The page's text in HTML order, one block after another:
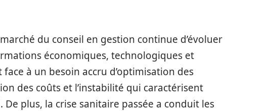
du conseil en gestion continue d’évoluer
économiques, technologiques et
à un besoin accru d’optimisation des
des coûts et l’instabilité qui caractérisent
plus, la crise sanitaire passée a conduit les